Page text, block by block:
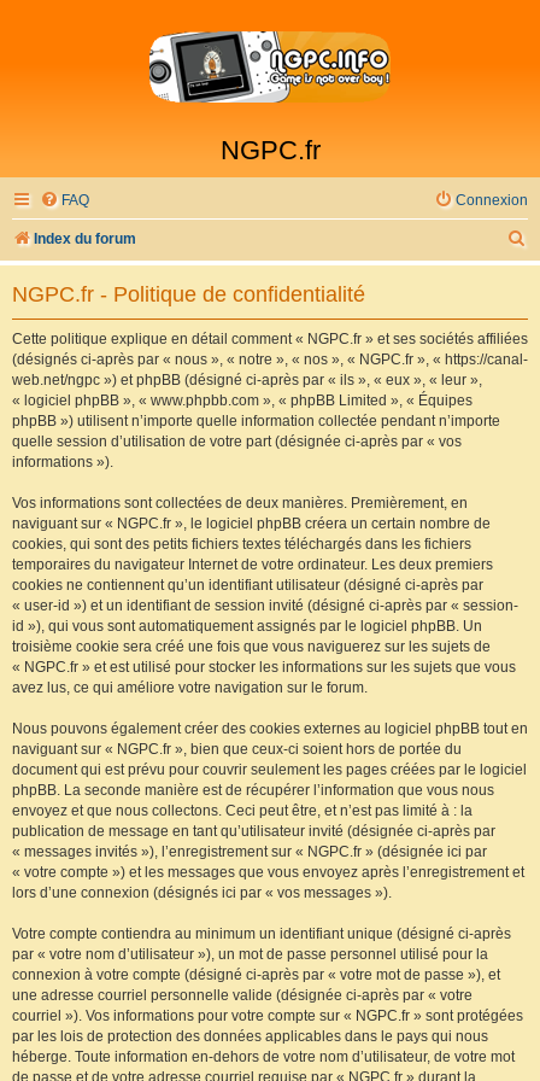
NGPC.fr
FAQ Connexion
Index du forum
e
e
NGPC.fr - Politique de confidentialité
Cette politique explique en détail comment « NGPC.fr » et ses sociétés affiliées
(désignés ci-après par « nous », « notre », « nos », « NGPC.fr », « https://canal-
web.net/ngpc ») et phpBB (désigné ci-après par « ils », « eux », « leur »,
« logiciel phpBB », « www.phpbb.com », « phpBB Limited », « Équipes
phpBB ») utilisent n’importe quelle information collectée pendant n’importe
quelle session d’utilisation de votre part (désignée ci-après par « vos
informations »).
Vos informations sont collectées de deux manières. Premièrement, en
naviguant sur « NGPC.fr », le logiciel phpBB créera un certain nombre de
cookies, qui sont des petits fichiers textes téléchargés dans les fichiers
temporaires du navigateur Internet de votre ordinateur. Les deux premiers
cookies ne contiennent qu’un identifiant utilisateur (désigné ci-après par
« user-id ») et un identifiant de session invité (désigné ci-après par « session-
id »), qui vous sont automatiquement assignés par le logiciel phpBB. Un
troisième cookie sera créé une fois que vous naviguerez sur les sujets de
« NGPC.fr » et est utilisé pour stocker les informations sur les sujets que vous
avez lus, ce qui améliore votre navigation sur le forum.
Nous pouvons également créer des cookies externes au logiciel phpBB tout en
naviguant sur « NGPC.fr », bien que ceux-ci soient hors de portée du
document qui est prévu pour couvrir seulement les pages créées par le logiciel
phpBB. La seconde manière est de récupérer l’information que vous nous
envoyez et que nous collectons. Ceci peut être, et n’est pas limité à : la
publication de message en tant qu’utilisateur invité (désignée ci-après par
« messages invités »), l’enregistrement sur « NGPC.fr » (désignée ici par
« votre compte ») et les messages que vous envoyez après l’enregistrement et
lors d’une connexion (désignés ici par « vos messages »).
Votre compte contiendra au minimum un identifiant unique (désigné ci-après
par « votre nom d’utilisateur »), un mot de passe personnel utilisé pour la
connexion à votre compte (désigné ci-après par « votre mot de passe »), et
une adresse courriel personnelle valide (désignée ci-après par « votre
courriel »). Vos informations pour votre compte sur « NGPC.fr » sont protégées
par les lois de protection des données applicables dans le pays qui nous
héberge. Toute information en-dehors de votre nom d’utilisateur, de votre mot